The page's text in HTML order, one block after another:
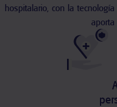
hospitalario, con la
aporta